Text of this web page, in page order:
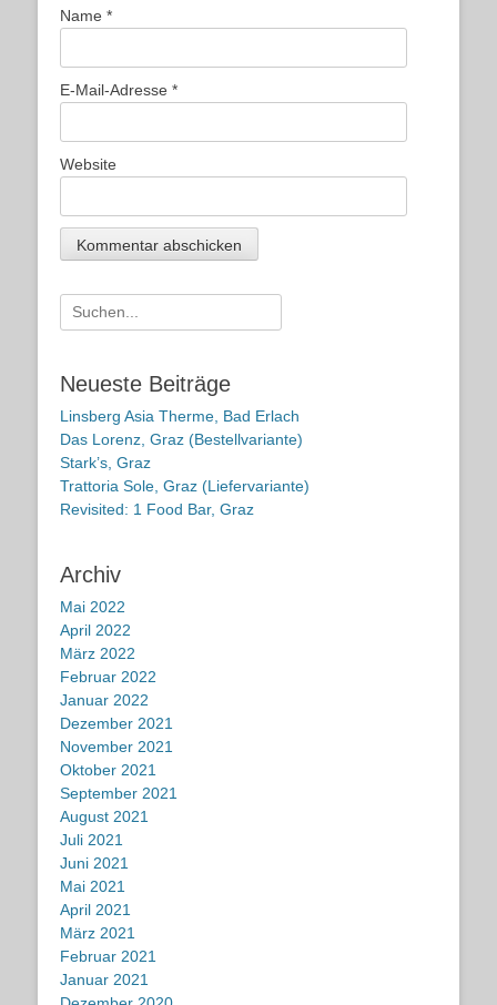
Name *
E-Mail-Adresse *
Website
Suche
nach:
Neueste Beiträge
Linsberg Asia Therme, Bad Erlach
Das Lorenz, Graz (Bestellvariante)
Stark’s, Graz
Trattoria Sole, Graz (Liefervariante)
Revisited: 1 Food Bar, Graz
Archiv
Mai 2022
April 2022
März 2022
Februar 2022
Januar 2022
Dezember 2021
November 2021
Oktober 2021
September 2021
August 2021
Juli 2021
Juni 2021
Mai 2021
April 2021
März 2021
Februar 2021
Januar 2021